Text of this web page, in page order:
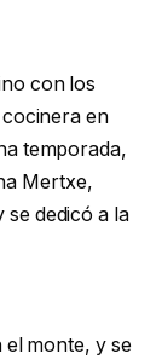
con los
en
temporada,
Mertxe,
se dedicó a la
el monte, y se